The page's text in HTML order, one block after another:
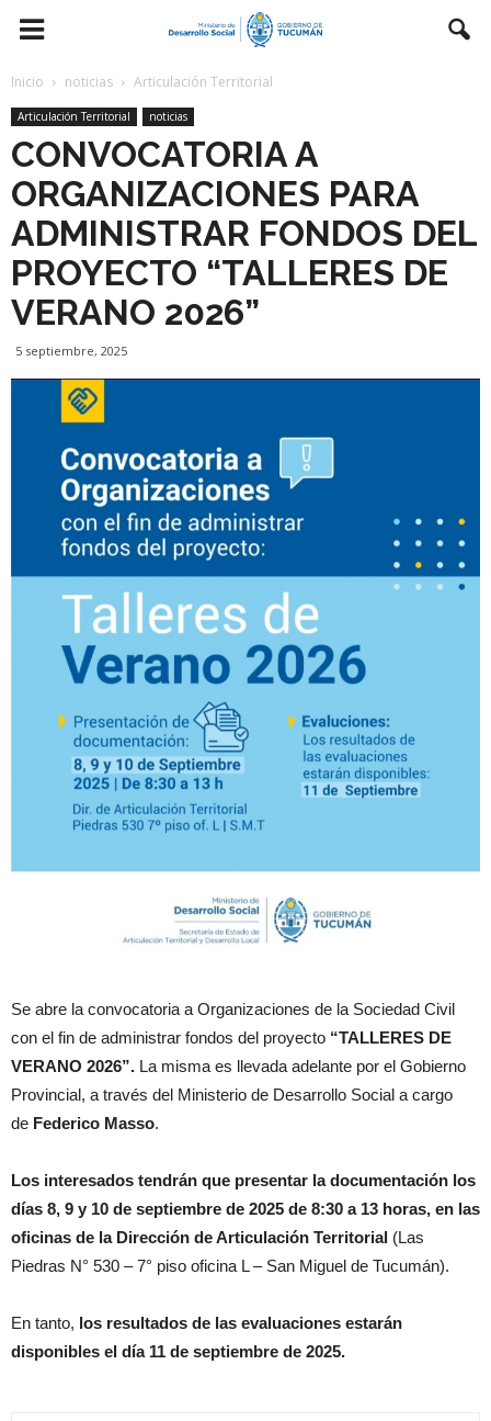
Inicio noticias Articulación Territorial
Articulación Territorial noticias
CONVOCATORIA A
ORGANIZACIONES PARA
ADMINISTRAR FONDOS DEL
PROYECTO “TALLERES DE
VERANO 2026”
5 septiembre, 2025
Se abre la convocatoria a Organizaciones de la Sociedad Civil
con el fin de administrar fondos del proyecto “TALLERES DE
VERANO 2026”. La misma es llevada adelante por el Gobierno
Provincial, a través del Ministerio de Desarrollo Social a cargo
de Federico Masso.
Los interesados tendrán que presentar la documentación los
días 8, 9 y 10 de septiembre de 2025 de 8:30 a 13 horas, en las
oficinas de la Dirección de Articulación Territorial (Las
Piedras N° 530 – 7° piso oficina L – San Miguel de Tucumán).
En tanto, los resultados de las evaluaciones estarán
disponibles el día 11 de septiembre de 2025.